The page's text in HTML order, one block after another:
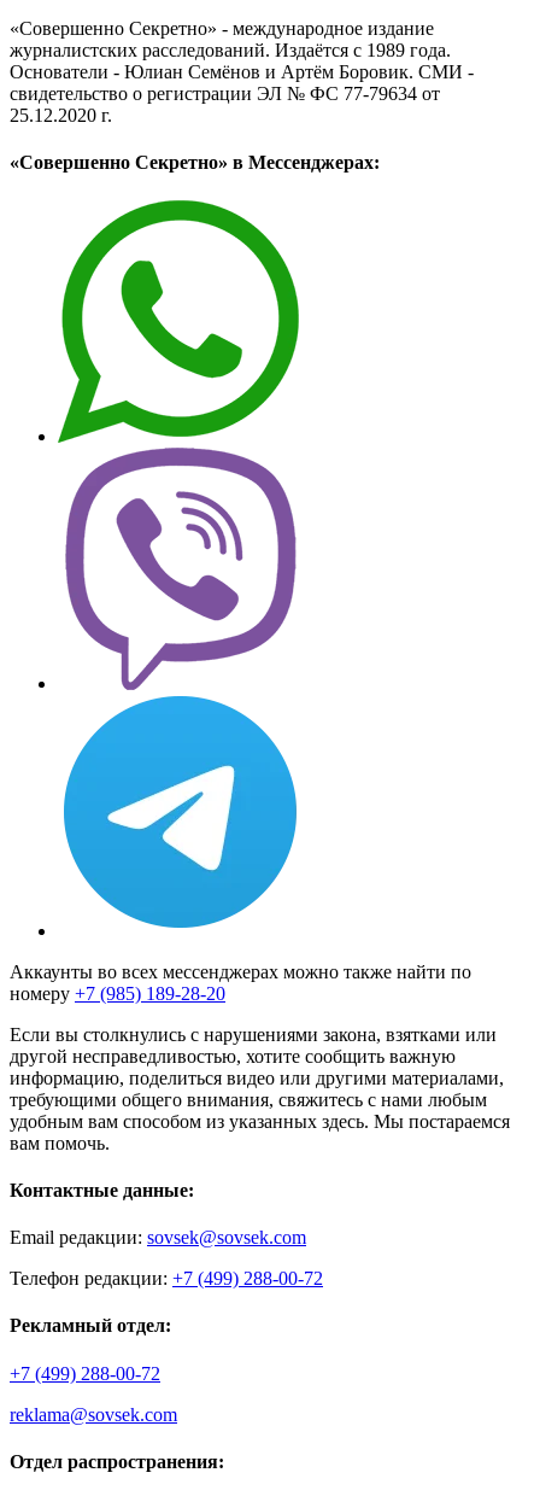
«Совершенно Секретно» - международное издание
журналистских расследований. Издаётся с 1989 года.
Основатели - Юлиан Семёнов и Артём Боровик. CМИ -
свидетельство о регистрации ЭЛ № ФС 77-79634 от
25.12.2020 г.
«Совершенно Секретно» в Мессенджерах:
Аккаунты во всех мессенджерах можно также найти по
номеру +7 (985) 189-28-20
Если вы столкнулись с нарушениями закона, взятками или
другой несправедливостью, хотите сообщить важную
информацию, поделиться видео или другими материалами,
требующими общего внимания, свяжитесь с нами любым
удобным вам способом из указанных здесь. Мы постараемся
вам помочь.
Контактные данные:
Email редакции: sovsek@sovsek.com
Телефон редакции: +7 (499) 288-00-72
Рекламный отдел:
+7 (499) 288-00-72
reklama@sovsek.com
Отдел распространения: